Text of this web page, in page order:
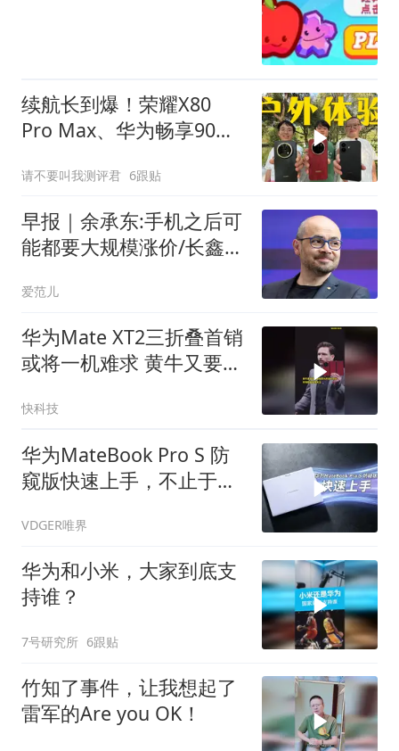
续航长到爆！荣耀X80
Pro Max、华为畅享90
Pro户外体验
请不要叫我测评君 6跟贴
早报｜余承东:手机之后可
能都要大规模涨价/长鑫存
专业报告被测出100%由AI
生成
爱范儿
华为Mate XT2三折叠首销
或将一机难求 黄牛又要溢
快科技
华为MateBook Pro S 防
窥版快速上手，不止于轻
VDGER唯界
华为和小米，大家到底支
持谁？
7号研究所 6跟贴
竹知了事件，让我想起了
雷军的Are you OK！